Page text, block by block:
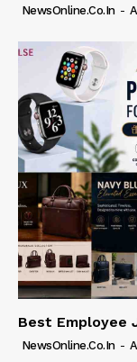
NewsOnline.co.in -
Best Employee
NewsOnline.co.in -